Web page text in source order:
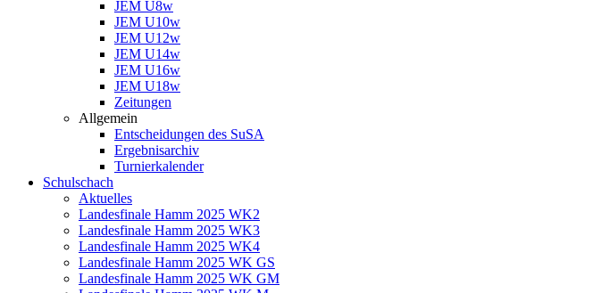
JEM U8w
JEM U10w
JEM U12w
JEM U14w
JEM U16w
JEM U18w
Zeitungen
Allgemein
Entscheidungen des SuSA
Ergebnisarchiv
Turnierkalender
Schulschach
Aktuelles
Landesfinale Hamm 2025 WK2
Landesfinale Hamm 2025 WK3
Landesfinale Hamm 2025 WK4
Landesfinale Hamm 2025 WK GS
Landesfinale Hamm 2025 WK GM